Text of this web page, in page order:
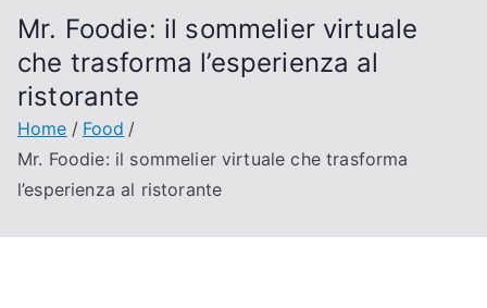
oni
Mr. Foodie: il sommelier virtuale
che trasforma l’esperienza al
ristorante
Home
Food
Mr. Foodie: il sommelier virtuale che trasforma
l’esperienza al ristorante